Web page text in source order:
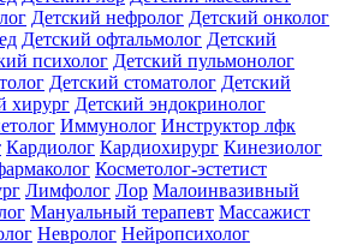
Детский нефролог Детский онколог
Детский офтальмолог Детский
психолог Детский пульмонолог
Детский стоматолог Детский
хирург Детский эндокринолог
Иммунолог Инструктор лфк
Кардиолог Кардиохирург Кинезиолог
Косметолог-эстетист
Лимфолог Лор Малоинвазивный
Мануальный терапевт Массажист
Невролог Нейропсихолог